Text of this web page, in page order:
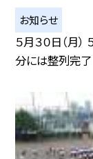
お知らせ
５月３０日（月
分には整列完了